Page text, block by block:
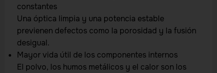
constantes
Una óptica limpia y una potencia estable
previenen defectos como la porosidad y la fusión
desigual.
Mayor vida útil de los componentes internos
El polvo, los humos metálicos y el calor son los